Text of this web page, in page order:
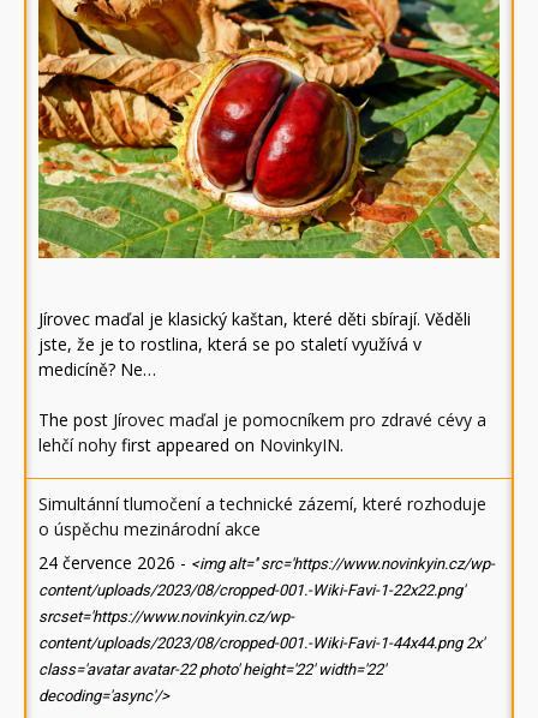
Jírovec maďal je klasický kaštan, které děti sbírají. Věděli
jste, že je to rostlina, která se po staletí využívá v
medicíně? Ne…
The post Jírovec maďal je pomocníkem pro zdravé cévy a
lehčí nohy first appeared on NovinkyIN.
Simultánní tlumočení a technické zázemí, které rozhoduje
o úspěchu mezinárodní akce
24 července 2026 - <img alt='' src='https://www.novinkyin.cz/wp-
content/uploads/2023/08/cropped-001.-Wiki-Favi-1-22x22.png'
srcset='https://www.novinkyin.cz/wp-
content/uploads/2023/08/cropped-001.-Wiki-Favi-1-44x44.png 2x'
class='avatar avatar-22 photo' height='22' width='22'
decoding='async'/>